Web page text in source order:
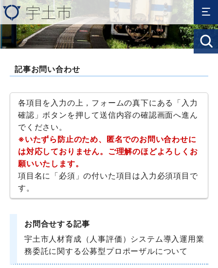
記事お問い合わせ
各項目を入力の上，フォームの真下にある「入力
確認」ボタンを押して送信内容の確認画面へ進ん
でください。
※いたずら防止のため、匿名でのお問い合わせに
は対応しておりません。ご理解のほどよろしくお
願いいたします。
項目名に「必須」の付いた項目は入力必須項目で
す。
お問合せする記事
宇土市人材育成（人事評価）システム導入運用業
務委託に関する公募型プロポーザルについて